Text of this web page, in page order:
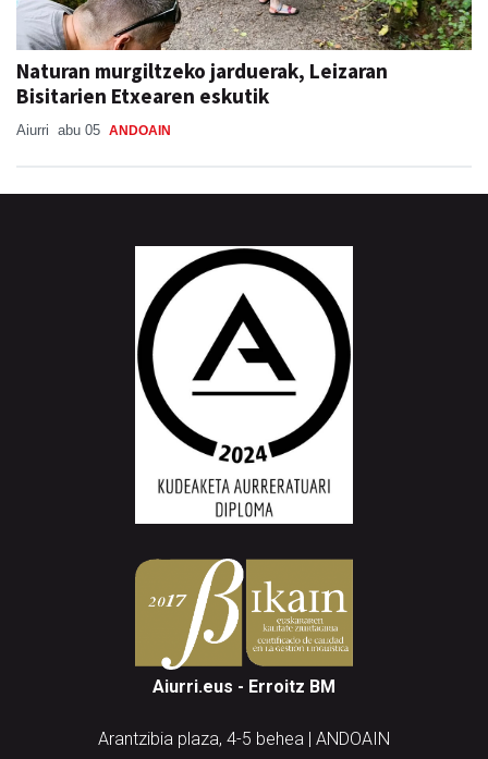
Naturan murgiltzeko jarduerak, Leizaran
Bisitarien Etxearen eskutik
Aiurri abu 05 ANDOAIN
Aiurri.eus - Erroitz BM
Arantzibia plaza, 4-5 behea | ANDOAIN